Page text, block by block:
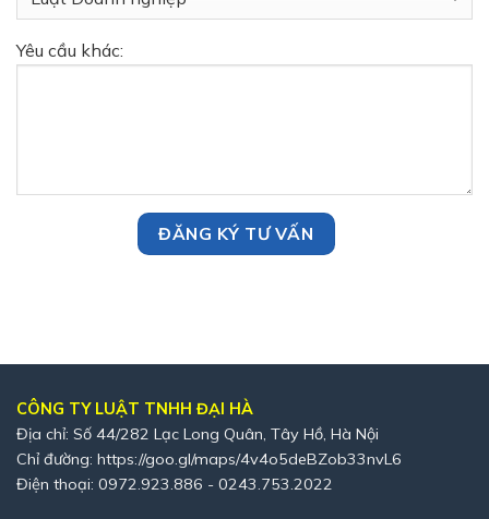
Yêu cầu khác:
CÔNG TY LUẬT TNHH ĐẠI HÀ
Địa chỉ: Số 44/282 Lạc Long Quân, Tây Hồ, Hà Nội
Chỉ đường: https://goo.gl/maps/4v4o5deBZob33nvL6
Điện thoại: 0972.923.886 - 0243.753.2022